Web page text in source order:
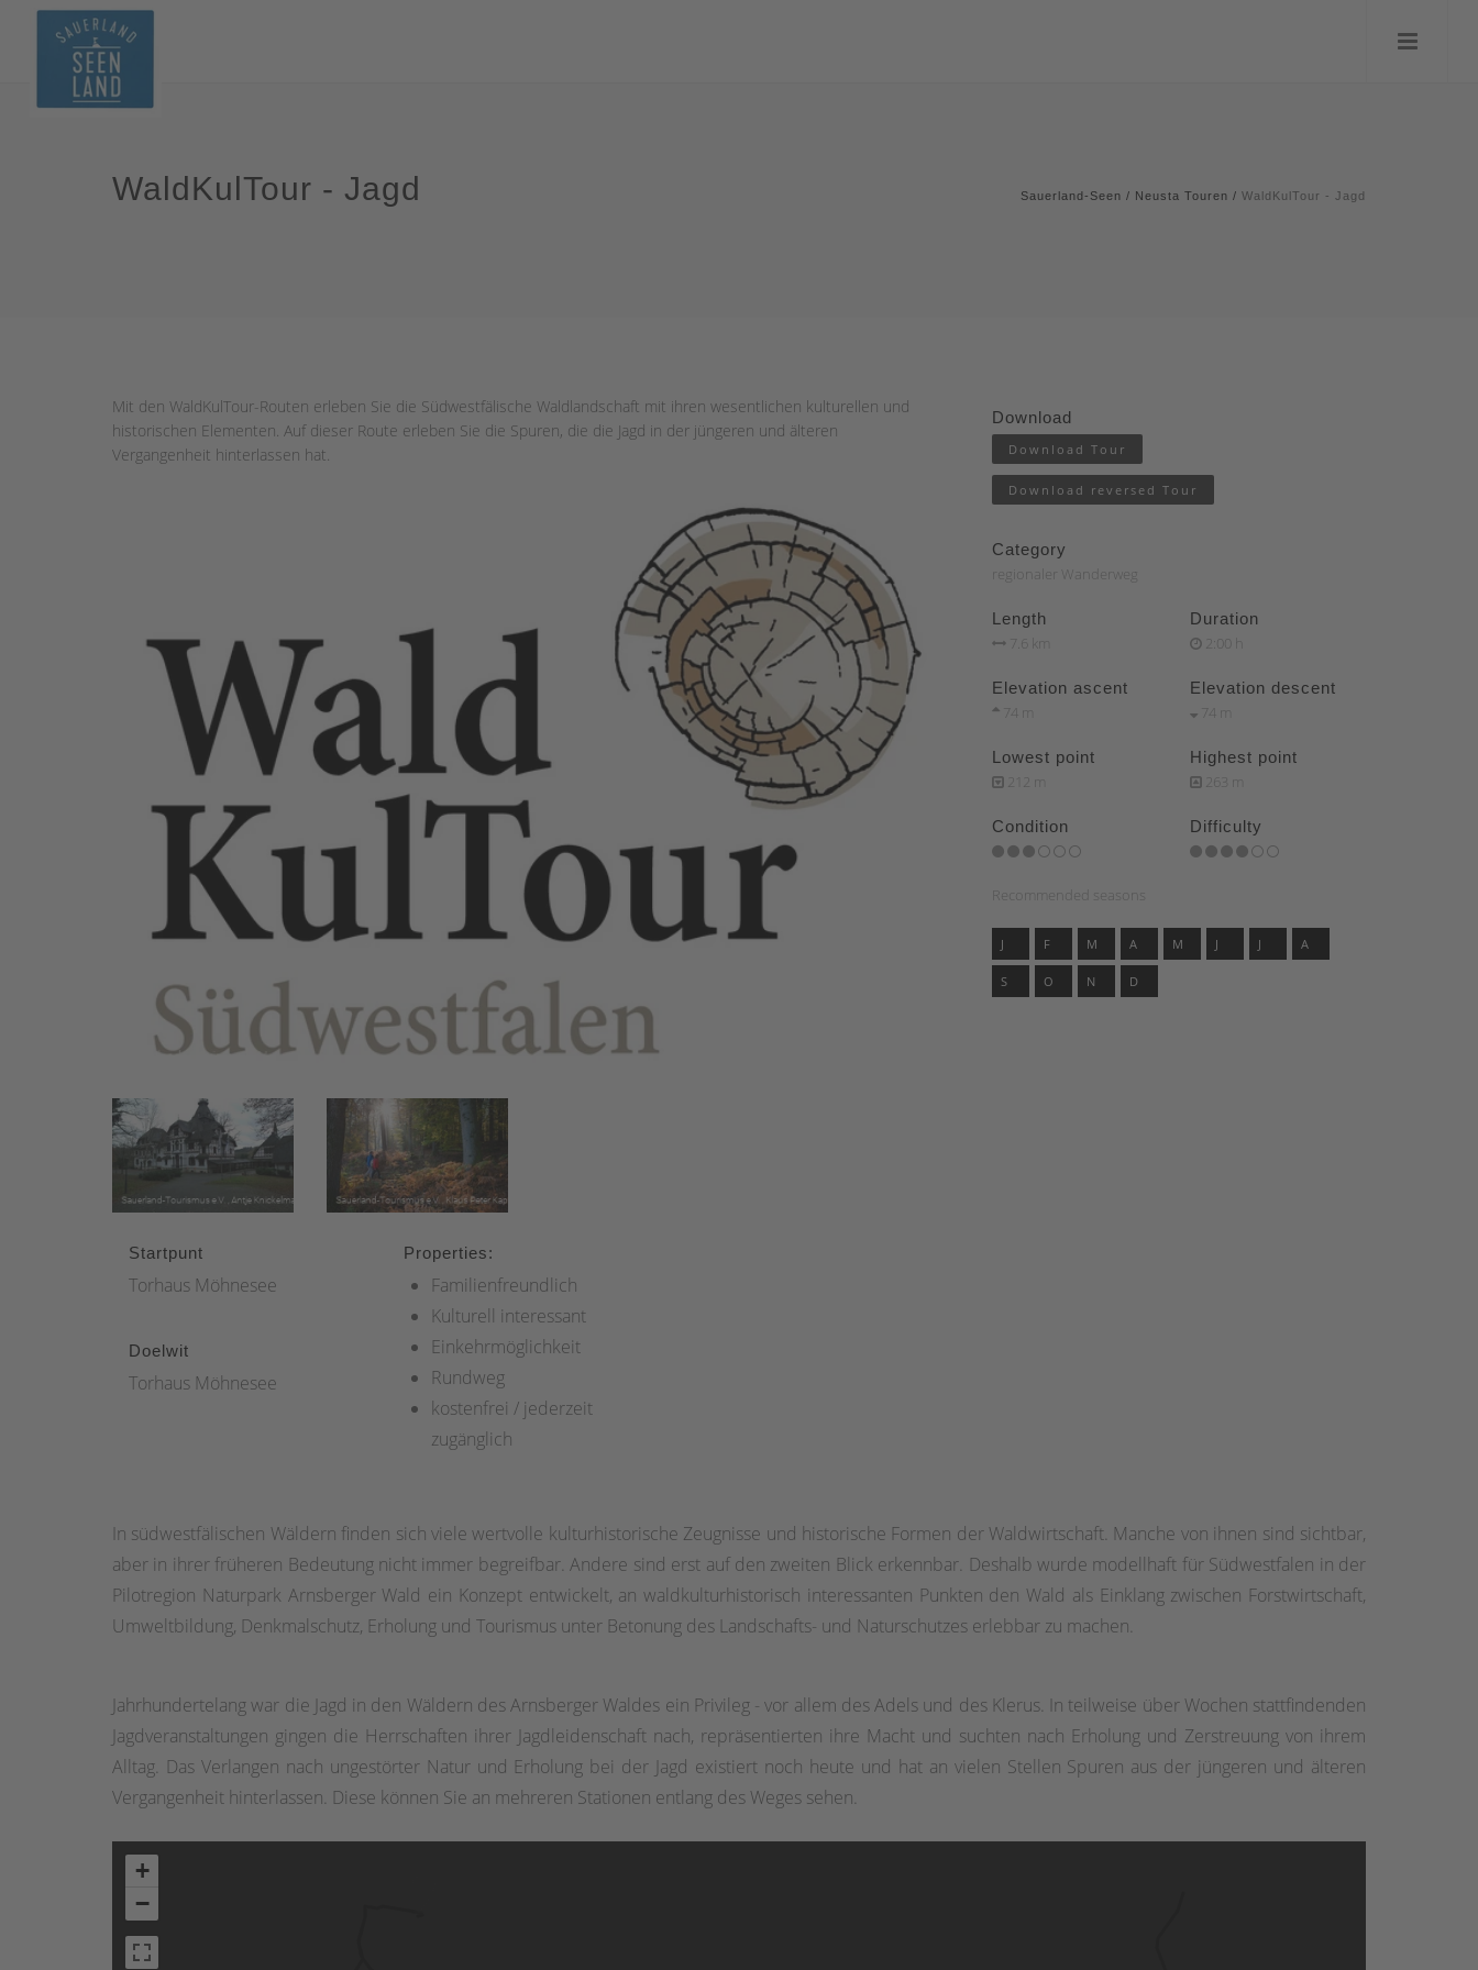
WaldKulTour - Jagd Sauerland-Seen / Neusta Touren / WaldKulTour - Jagd
Mit den WaldKulTour-Routen erleben Sie die Südwestfälische Waldlandschaft mit ihren wesentlichen kulturellen und
historischen Elementen. Auf dieser Route erleben Sie die Spuren, die die Jagd in der jüngeren und älteren
Vergangenheit hinterlassen hat.
Startpunt
Torhaus Möhnesee
Doelwit
Torhaus Möhnesee
Properties:
Familienfreundlich
Kulturell interessant
Einkehrmöglichkeit
Rundweg
kostenfrei / jederzeit
zugänglich
Download
Download Tour
Download reversed Tour
Category
regionaler Wanderweg
Length
7.6 km
Duration
2:00 h
Elevation ascent
74 m
Elevation descent
74 m
Lowest point
212 m
Highest point
263 m
Condition Difficulty
Recommended seasons
J F M A M J J A
S O N D
In südwestfälischen Wäldern finden sich viele wertvolle kulturhistorische Zeugnisse und historische Formen der Waldwirtschaft. Manche von ihnen sind sichtbar,
aber in ihrer früheren Bedeutung nicht immer begreifbar. Andere sind erst auf den zweiten Blick erkennbar. Deshalb wurde modellhaft für Südwestfalen in der
Pilotregion Naturpark Arnsberger Wald ein Konzept entwickelt, an waldkulturhistorisch interessanten Punkten den Wald als Einklang zwischen Forstwirtschaft,
Umweltbildung, Denkmalschutz, Erholung und Tourismus unter Betonung des Landschafts- und Naturschutzes erlebbar zu machen.
Jahrhundertelang war die Jagd in den Wäldern des Arnsberger Waldes ein Privileg - vor allem des Adels und des Klerus. In teilweise über Wochen stattfindenden
Jagdveranstaltungen gingen die Herrschaften ihrer Jagdleidenschaft nach, repräsentierten ihre Macht und suchten nach Erholung und Zerstreuung von ihrem
Alltag. Das Verlangen nach ungestörter Natur und Erholung bei der Jagd existiert noch heute und hat an vielen Stellen Spuren aus der jüngeren und älteren
Vergangenheit hinterlassen. Diese können Sie an mehreren Stationen entlang des Weges sehen.
+
−